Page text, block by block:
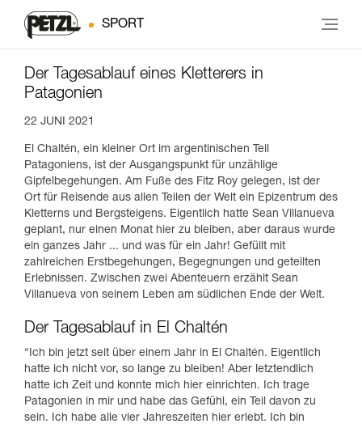
SPORT
Der Tagesablauf eines Kletterers in
Patagonien
22 JUNI 2021
El Chaltén, ein kleiner Ort im argentinischen Teil
Patagoniens, ist der Ausgangspunkt für unzählige
Gipfelbegehungen. Am Fuße des Fitz Roy gelegen, ist der
Ort für Reisende aus allen Teilen der Welt ein Epizentrum des
Kletterns und Bergsteigens. Eigentlich hatte Sean Villanueva
geplant, nur einen Monat hier zu bleiben, aber daraus wurde
ein ganzes Jahr ... und was für ein Jahr! Gefüllt mit
zahlreichen Erstbegehungen, Begegnungen und geteilten
Erlebnissen. Zwischen zwei Abenteuern erzählt Sean
Villanueva von seinem Leben am südlichen Ende der Welt.
Der Tagesablauf in El Chaltén
“Ich bin jetzt seit über einem Jahr in El Chaltén. Eigentlich
hatte ich nicht vor, so lange zu bleiben! Aber letztendlich
hatte ich Zeit und konnte mich hier einrichten. Ich trage
Patagonien in mir und habe das Gefühl, ein Teil davon zu
sein. Ich habe alle vier Jahreszeiten hier erlebt. Ich bin